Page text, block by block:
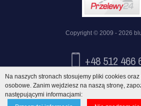
Copyright © 2009 - 2026
+48 512 466
Na naszych stronach stosujemy pliki cookies
osobowe. Zanim wejdziesz na naszą stronę,
następującymi informacjami: